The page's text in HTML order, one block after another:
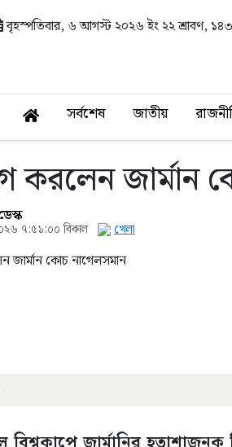
বৃহস্পতিবার, ৬ আগস্ট ২০২৬ ইং ২২ শ্রাবণ,
সর্বশেষ জাতীয়
করলেন জার্মান
৭:৫১:০০ বিকাল খেলা